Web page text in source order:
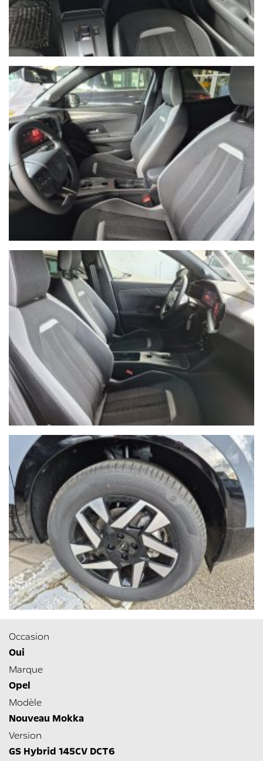
Occasion
Oui
Marque
Opel
Modèle
Nouveau Mokka
Version
GS Hybrid 145CV DCT6